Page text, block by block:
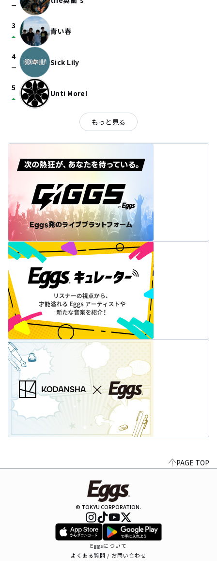
check_indeterminate_small
3
arrow_drop_up 青い春
4
check_indeterminate_small Sick Lily
5
arrow_drop_up Unti Morel
もっと見る
PAGE TOP
© TOKYU CORPORATION.
Eggsについて
よくある質問 / お問い合わせ